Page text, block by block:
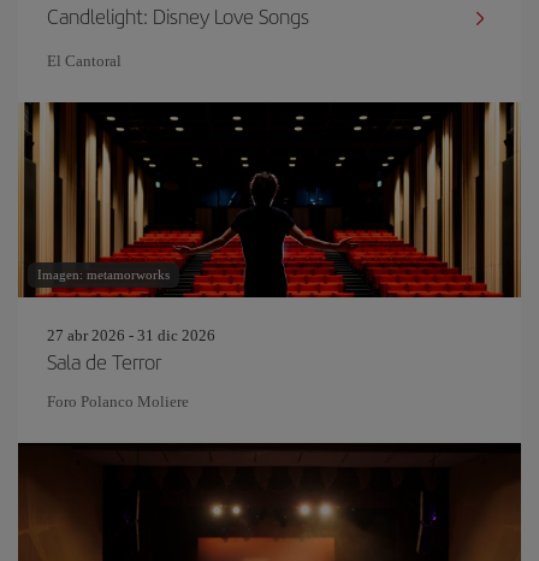
Candlelight: Disney Love Songs
El Cantoral
Imagen: metamorworks
27 abr 2026 - 31 dic 2026
Sala de Terror
Foro Polanco Moliere